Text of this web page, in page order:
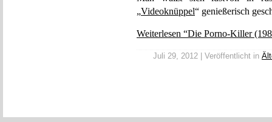
„Videoknüppel“ genießerisch
Weiterlesen “Die Porno-Killer
Juli 29, 2012 | Veröffentlicht in